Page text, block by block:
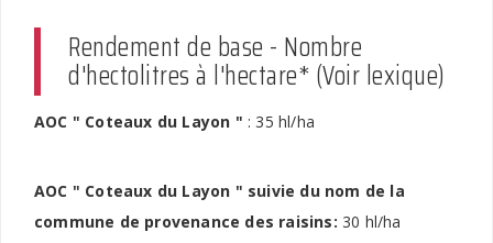
Rendement de base - Nombre
d'hectolitres à l'hectare* (Voir lexique)
AOC " Coteaux du Layon " : 35 hl/ha
AOC " Coteaux du Layon " suivie du nom de la
commune de provenance des raisins: 30 hl/ha